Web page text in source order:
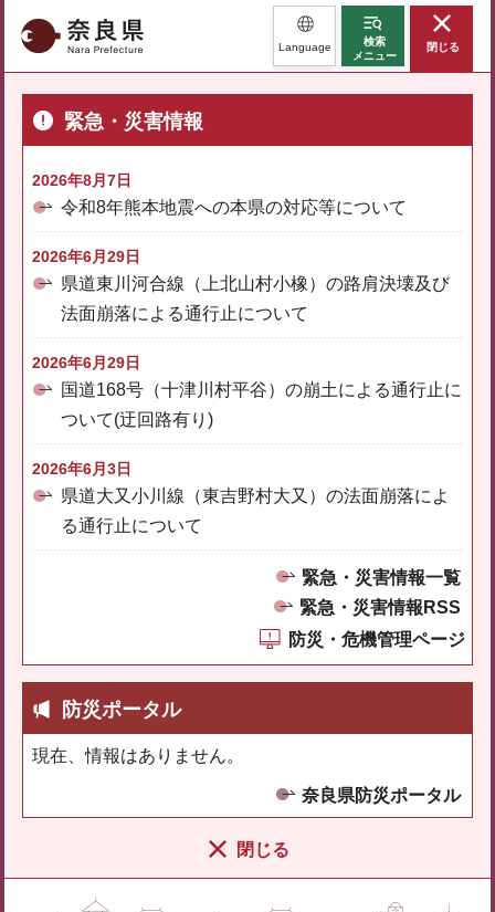
奈良県 Language
検索
メニュー
閉じる
緊急・災害情報
2026年8月7日
令和8年熊本地震への本県の対応等について
2026年6月29日
県道東川河合線（上北山村小橡）の路肩決壊及び
法面崩落による通行止について
2026年6月29日
国道168号（十津川村平谷）の崩土による通行止に
ついて(迂回路有り)
2026年6月3日
県道大又小川線（東吉野村大又）の法面崩落によ
る通行止について
緊急・災害情報一覧
緊急・災害情報RSS
防災・危機管理ページ
防災ポータル
現在、情報はありません。
奈良県防災ポータル
閉じる